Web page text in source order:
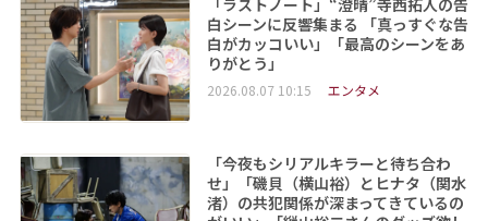
「ラストノート」“澄晴”寺西拓人の告
白シーンに反響集まる 「真っすぐな告
白がカッコいい」「最高のシーンをあ
りがとう」
2026.08.07 10:15 エンタメ
「今夜もシリアルキラーと待ち合わ
せ」「磯貝（横山裕）とヒナタ（関水
渚）の共犯関係が深まってきているの